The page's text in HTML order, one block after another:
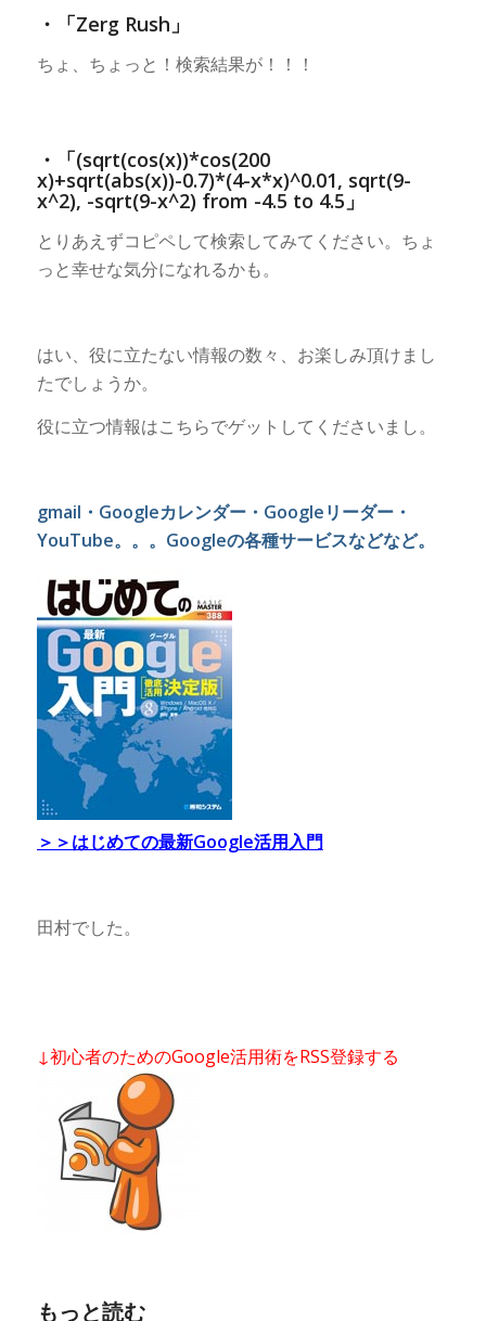
・「Zerg Rush」
ちょ、ちょっと！検索結果が！！！
・「(sqrt(cos(x))*cos(200
x)+sqrt(abs(x))-0.7)*(4-x*x)^0.01, sqrt(9-
x^2), -sqrt(9-x^2) from -4.5 to 4.5」
とりあえずコピペして検索してみてください。ちょ
っと幸せな気分になれるかも。
はい、役に立たない情報の数々、お楽しみ頂けまし
たでしょうか。
役に立つ情報はこちらでゲットしてくださいまし。
gmail・Googleカレンダー・Googleリーダー・
YouTube。。。Googleの各種サービスなどなど。
＞＞はじめての最新Google活用入門
田村でした。
↓初心者のためのGoogle活用術をRSS登録する
もっと読む